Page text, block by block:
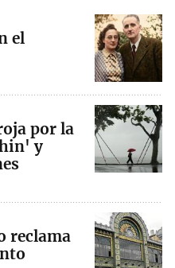
el
por la
y
reclama